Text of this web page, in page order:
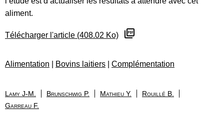
aliment.
Télécharger l'article (408.02 Ko)
Alimentation Bovins laitiers Complémentation
Lamy J-M. Brunschwig P. Mathieu Y.
Rouillé B.
Garreau F.